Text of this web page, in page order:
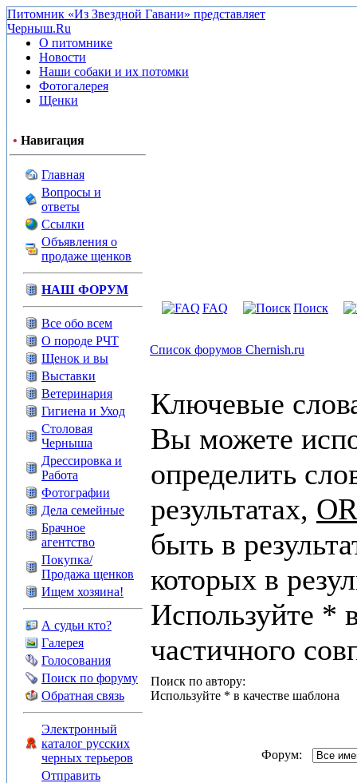
Питомник «Из Звездной Гавани» представляет
Черныш.Ru
О питомнике
Новости
Наши собаки и их потомки
Фотогалерея
Щенки
• Навигация
Главная
Вопросы и
ответы
Ссылки
Объявления о
продаже щенков
НАШ ФОРУМ
Все обо всем
О породе РЧТ
Щенок и вы
Выставки
Ветеринария
Гигиена и Уход
Столовая
Черныша
Дрессировка и
Работа
Фотографии
Дела семейные
Брачное
агентство
Покупка/
Продажа щенков
Ищем хозяина!
А судьи кто?
Галерея
Голосования
Поиск по форуму
Обратная связь
Электронный
каталог русских
черных терьеров
Отправить
FAQ Поиск
Список форумов Chernish.ru
Ключевые
Вы можете
определить
результатах, OR
быть в
которых в
Используйте *
частичного
Поиск по автору:
Используйте * в качестве шаблона
Форум: